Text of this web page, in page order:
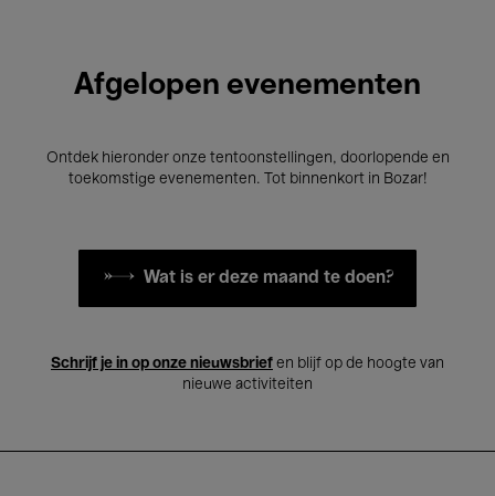
Afgelopen evenementen
Ontdek hieronder onze tentoonstellingen, doorlopende en
toekomstige evenementen. Tot binnenkort in Bozar!
Wat is er deze maand te doen?
Schrijf je in op onze nieuwsbrief en blijf op de hoogte van
nieuwe activiteiten